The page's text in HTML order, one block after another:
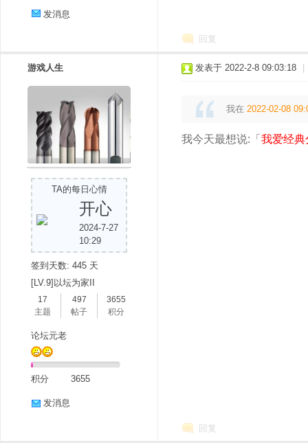
发消息
回复
游戏人生
TA的每日心情
开心
2024-7-27
10:29
签到天数: 445 天
[LV.9]以坛为家II
17
主题
497
帖子
3655
积分
论坛元老
积分 3655
发消息
发表于 2022-2-8 09:03:18
我在 2022-02-08
我今天最想说:「 我爱经典
回复